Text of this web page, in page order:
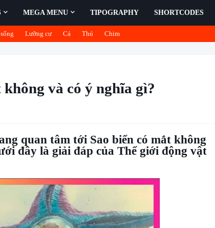
MEGA MENU TIPOGRAPHY SHORTCODES
Lưỡng cư Cá Thú Chim
không và có ý nghĩa gì?
quan tâm tới Sao biển có mắt không
đây là giải đáp của Thế giới động vật